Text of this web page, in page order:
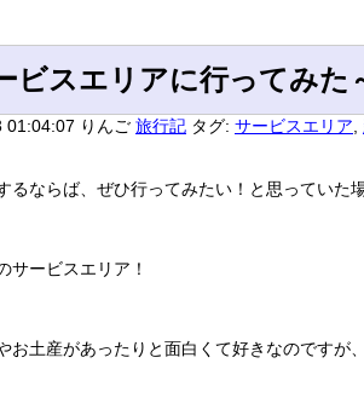
ビスエリアに行ってみた
01:04:07 りんご 旅行記 タグ: サービスエリア
るならば、ぜひ行ってみたい！と思っていた
サービスエリア！
お土産があったりと面白くて好きなのですが